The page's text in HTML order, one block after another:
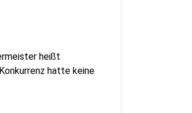
heißt
hatte keine